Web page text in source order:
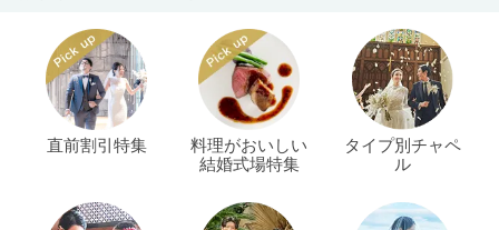
直前割引特集
料理がおいしい
結婚式場特集
タイプ別チャペ
ル